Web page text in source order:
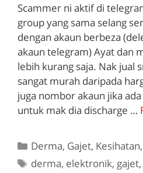
Scammer ni aktif di
group yang sama selang
dengan akaun berbeza
akaun telegram) Ayat dan
lebih kurang saja. Nak jual
sangat murah daripada
juga nombor akaun jika
untuk mak dia discharge …
Categories
Derma, Gajet, Kesihatan
Tags
derma, elektronik, gajet,